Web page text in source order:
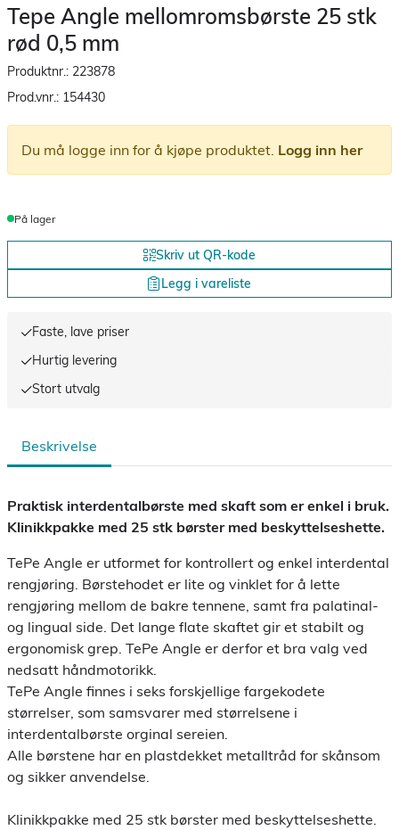
Tepe Angle mellomromsbørste 25 stk
rød 0,5 mm
Produktnr.: 223878
Prod.vnr.: 154430
Du må logge inn for å kjøpe produktet. Logg inn her
På lager
Skriv ut QR-kode
Legg i vareliste
Faste, lave priser
Hurtig levering
Stort utvalg
Beskrivelse
Praktisk interdentalbørste med skaft som er enkel i bruk.
Klinikkpakke med 25 stk børster med beskyttelseshette.
TePe Angle er utformet for kontrollert og enkel interdental
rengjøring. Børstehodet er lite og vinklet for å lette
rengjøring mellom de bakre tennene, samt fra palatinal-
og lingual side. Det lange flate skaftet gir et stabilt og
ergonomisk grep. TePe Angle er derfor et bra valg ved
nedsatt håndmotorikk.
TePe Angle finnes i seks forskjellige fargekodete
størrelser, som samsvarer med størrelsene i
interdentalbørste orginal sereien.
Alle børstene har en plastdekket metalltråd for skånsom
og sikker anvendelse.
Klinikkpakke med 25 stk børster med beskyttelseshette.